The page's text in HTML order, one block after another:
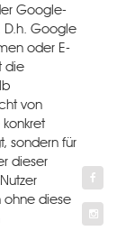
Google-
D.h. Google
oder E-
die
von
sondern für
dieser
ohne diese